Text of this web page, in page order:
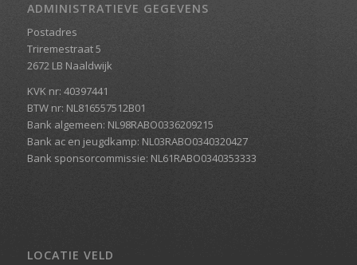
ADMINISTRATIEVE GEGEVENS
Postadres
Triremestraat 5
2672 LB Naaldwijk
KVK nr: 40397441
BTW nr: NL816557512B01
Bank algemeen: NL98RABO0336209215
Bank ac en jeugdkamp: NL03RABO0340320427
Bank sponsorcommissie: NL61RABO0340353333
LOCATIE VELD